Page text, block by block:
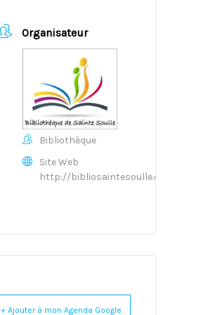
Organisateur
Bibliothèque
Site Web
http://
+ Ajouter à mon Agenda Google